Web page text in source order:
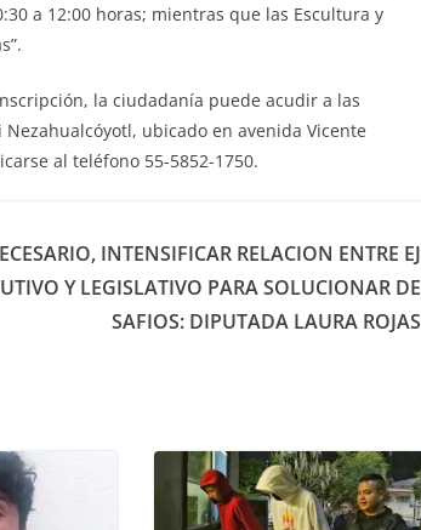
a 12:00 horas; mientras que las Escultura y
la ciudadanía puede acudir a las
ubicado en avenida Vicente
al teléfono 55-5852-1750.
INTENSIFICAR RELACION ENTRE EJ
Y LEGISLATIVO PARA SOLUCIONAR DE
SAFIOS: DIPUTADA LAURA ROJAS